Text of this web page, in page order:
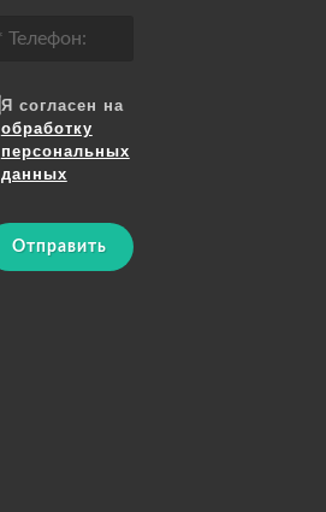
Я согласен на
обработку
персональных
данных
Отправить